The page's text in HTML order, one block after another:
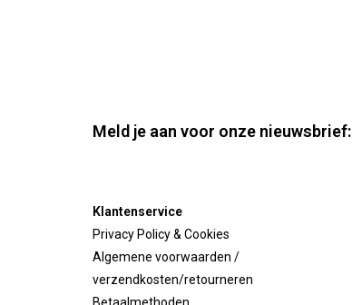
Meld je aan voor onze nieuwsbrief:
Klantenservice
Privacy Policy & Cookies
Algemene voorwaarden /
verzendkosten/retourneren